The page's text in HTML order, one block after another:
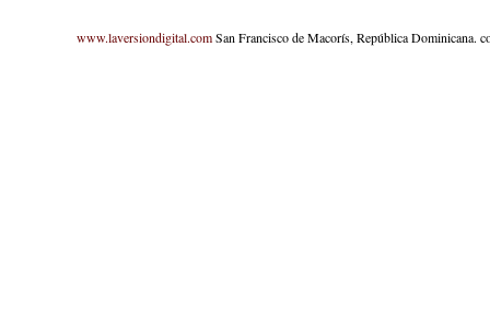
www.laversiondigital.comSan Francisco de Macorís, República Dominicana.